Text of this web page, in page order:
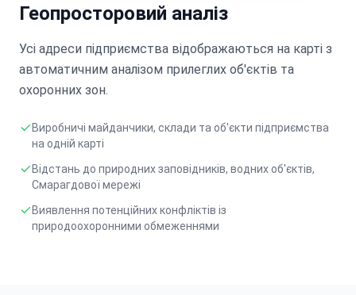
Геопросторовий аналіз
Усі адреси підприємства відображаються на карті з
автоматичним аналізом прилеглих об'єктів та
охоронних зон.
Виробничі майданчики, склади та об'єкти підприємства
на одній карті
Відстань до природних заповідників, водних об'єктів,
Смарагдової мережі
Виявлення потенційних конфліктів із
природоохоронними обмеженнями